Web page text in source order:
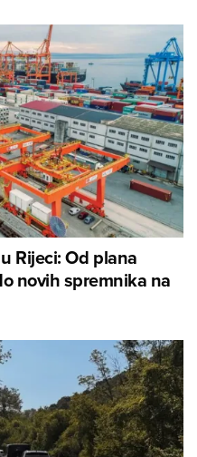
Rijeci: Od plana
novih spremnika na